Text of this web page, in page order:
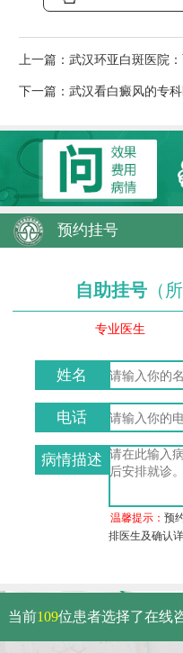
上一篇： 武汉环亚白斑医院
下一篇： 武汉看白癜风的专
预约挂号
自助挂号 （
专业医生
姓名
电话
病情描述
温馨提示：预
排医生及确认
当前109位患者选择了在线